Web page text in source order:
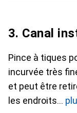
3. Canal
Pince à tiques
incurvée très
et peut être
les endroits